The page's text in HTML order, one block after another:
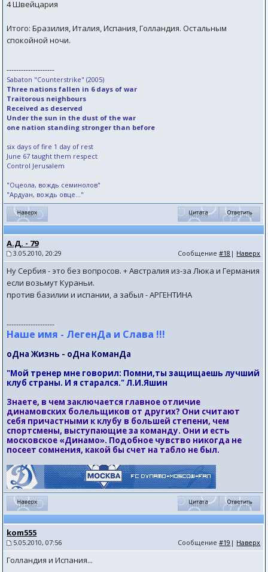
4 Швейцария
Итого: Бразилия, Италия, Испания, Голландия. Остальным
спокойной ночи.
--------------------
Sabaton "Counterstrike" (2005)
Three nations fallen in 6 days of war
Traitorous neighbours
Received as deserved
Under the sun in the dust of the war
one nation standing stronger than before
six days of fire 1 day of rest
June 67 taught them respect
Control Jerusalem
"Оцеола, вождь семинолов"
"Ардуан, вождь овце..."
А.Д. - 79
3.05.2010, 20:29 Сообщение#18 | Наверх
Ну Сербия - это без вопросов. + Австралия из-за Люка и Германия
если возьмут Кураньи.
против базилии и испании, а забыл - АРГЕНТИНА
--------------------
Наше имя - ЛегенДа и Слава !!!
оДна Жизнь - оДна КоманДа
"Мой тренер мне говорил: Помни,ты защищаешь лучший
клуб страны. И я старался." Л.И.Яшин
Знаете, в чем заключается главное отличие
динамовских болельщиков от других? Они считают
себя причастными к клубу в большей степени, чем
спортсмены, выступающие за команду. Они и есть
московское «Динамо». Подобное чувство никогда не
посеет сомнения, какой бы счет на табло не был.
kom555
5.05.2010, 07:56 Сообщение#19 | Наверх
Голландия и Испания...